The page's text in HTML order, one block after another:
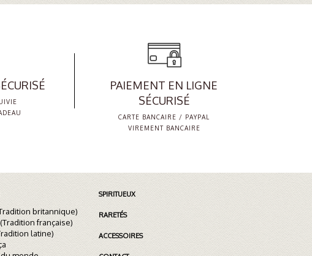
PAIEMENT EN LIGNE
SÉCURISÉ
CARTE BANCAIRE / PAYPAL
VIREMENT BANCAIRE
britannique)
française)
latine)
SPIRITUEUX
RARETÉS
ACCESSOIRES